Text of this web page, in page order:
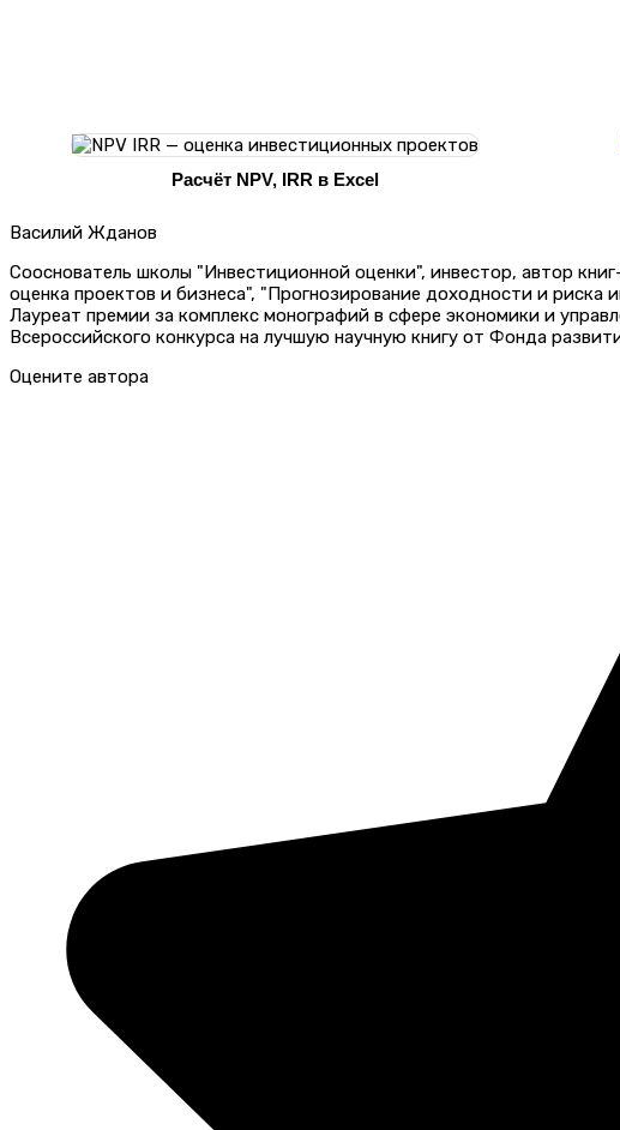
Расчёт NPV, IRR в Excel
Василий Жданов
Сооснователь школы "Инвестиционной оценки", инвестор, автор
оценка проектов и бизнеса", "Прогнозирование доходности и
Лауреат премии за комплекс монографий в сфере экономики и
Всероссийского конкурса на лучшую научную книгу от Фонда
Оцените автора